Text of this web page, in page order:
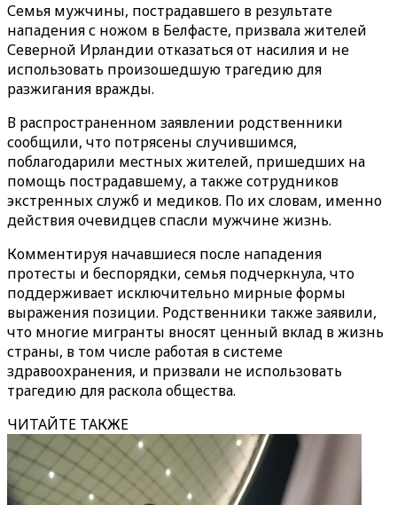
Семья мужчины, пострадавшего в результате
нападения с ножом в Белфасте, призвала жителей
Северной Ирландии отказаться от насилия и не
использовать произошедшую трагедию для
разжигания вражды.
В распространенном заявлении родственники
сообщили, что потрясены случившимся,
поблагодарили местных жителей, пришедших на
помощь пострадавшему, а также сотрудников
экстренных служб и медиков. По их словам, именно
действия очевидцев спасли мужчине жизнь.
Комментируя начавшиеся после нападения
протесты и беспорядки, семья подчеркнула, что
поддерживает исключительно мирные формы
выражения позиции. Родственники также заявили,
что многие мигранты вносят ценный вклад в жизнь
страны, в том числе работая в системе
здравоохранения, и призвали не использовать
трагедию для раскола общества.
ЧИТАЙТЕ ТАКЖЕ